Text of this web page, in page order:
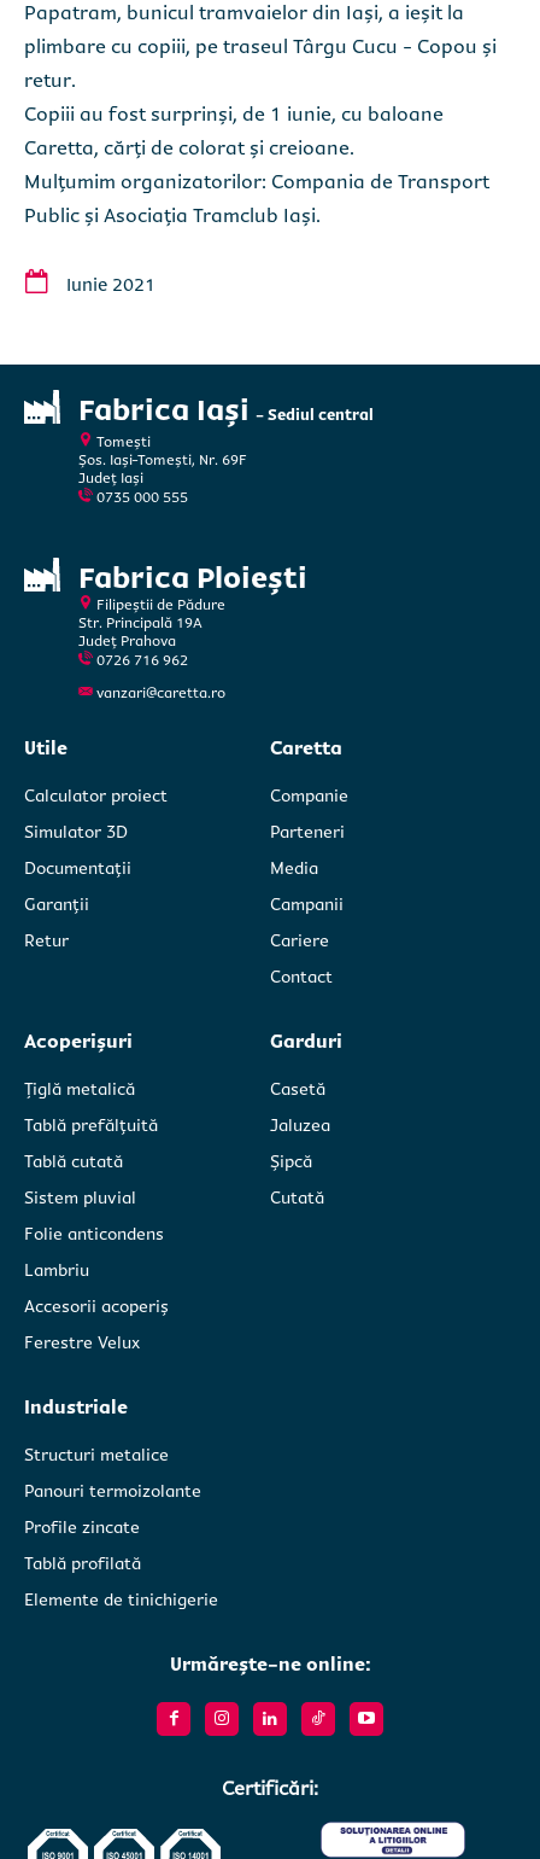
Papatram, bunicul tramvaielor din Iași, a ieșit la
plimbare cu copiii, pe traseul Târgu Cucu - Copou și
retur.
Copiii au fost surprinși, de 1 iunie, cu baloane
Caretta, cărți de colorat și creioane.
Mulțumim organizatorilor: Compania de Transport
Public și Asociația Tramclub Iași.
Iunie 2021
Fabrica Iași - Sediul central
Tomești
Șos. Iași-Tomești, Nr. 69F
Județ Iași
0735 000 555
Fabrica Ploiești
Filipeștii de Pădure
Str. Principală 19A
Județ Prahova
0726 716 962
vanzari@caretta.ro
Utile
Calculator proiect
Simulator 3D
Documentații
Garanții
Retur
Caretta
Companie
Parteneri
Media
Campanii
Cariere
Contact
Acoperișuri
Țiglă metalică
Tablă prefălțuită
Tablă cutată
Sistem pluvial
Folie anticondens
Lambriu
Accesorii acoperiș
Ferestre Velux
Garduri
Casetă
Jaluzea
Șipcă
Cutată
Industriale
Structuri metalice
Panouri termoizolante
Profile zincate
Tablă profilată
Elemente de tinichigerie
Urmărește-ne online:
Certificări: